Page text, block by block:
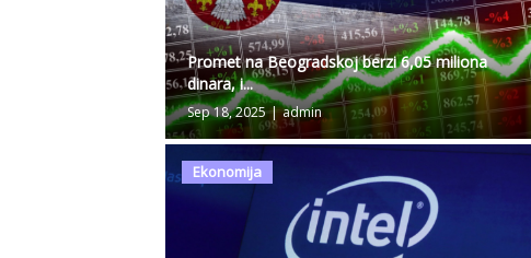
Promet na Beogradskoj berzi 6,05 miliona
dinara, i...
Sep 18, 2025 | admin
Ekonomija